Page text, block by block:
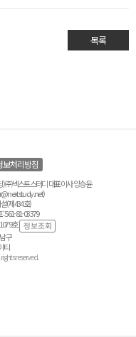
목록
보처리방침
) ㈜넥스트스터디 대표이사 양승윤
(제434호)
561-81-03379
호
구
티
reserved.